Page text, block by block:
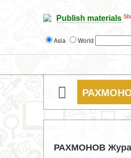
Publish materials
Asia World
РАХМОНОВ